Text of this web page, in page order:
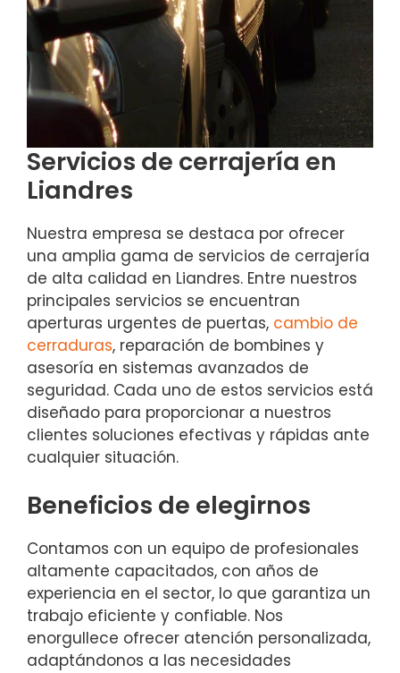
Servicios de cerrajería en
Liandres
Nuestra empresa se destaca por ofrecer
una amplia gama de servicios de cerrajería
de alta calidad en Liandres. Entre nuestros
principales servicios se encuentran
aperturas urgentes de puertas, cambio de
cerraduras, reparación de bombines y
asesoría en sistemas avanzados de
seguridad. Cada uno de estos servicios está
diseñado para proporcionar a nuestros
clientes soluciones efectivas y rápidas ante
cualquier situación.
Beneficios de elegirnos
Contamos con un equipo de profesionales
altamente capacitados, con años de
experiencia en el sector, lo que garantiza un
trabajo eficiente y confiable. Nos
enorgullece ofrecer atención personalizada,
adaptándonos a las necesidades